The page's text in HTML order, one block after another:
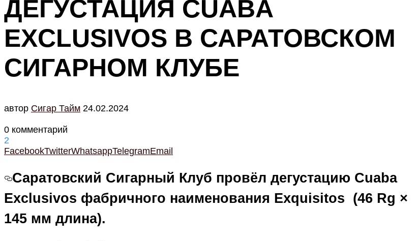
ДЕГУСТАЦИЯ CUABA
EXCLUSIVOS В САРАТОВСКОМ
СИГАРНОМ КЛУБЕ
автор Cигар Тайм 24.02.2024
0 комментарий
2
FacebookTwitterWhatsappTelegramEmail
Саратовский Сигарный Клуб провёл дегустацию Cuaba
Exclusivos фабричного наименования Exquisitos (46 Rg ×
145 мм длина).